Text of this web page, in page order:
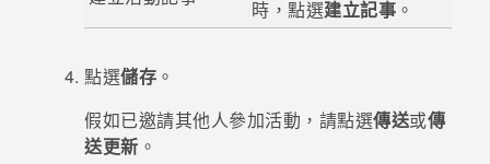
時，點選建立記事 。
點選儲存 。
假如已邀請其他人參加活動，請點選傳送或傳
送更新 。